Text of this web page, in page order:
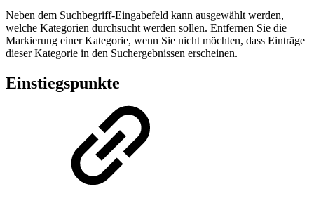
Neben dem Suchbegriff-Eingabefeld kann ausgewählt werden,
welche Kategorien durchsucht werden sollen. Entfernen Sie die
Markierung einer Kategorie, wenn Sie nicht möchten, dass Einträge
dieser Kategorie in den Suchergebnissen erscheinen.
Einstiegspunkte